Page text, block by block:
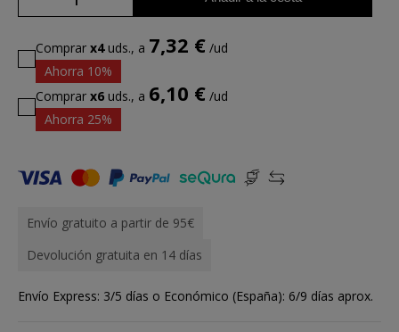
Comprar x4uds., a 7,32 € /ud
Ahorra 10%
Comprar x6 uds., a 6,10 € /ud
Ahorra 25%
Envío gratuito a partir de 95€
Devolución gratuita en 14 días
Envío Express: 3/5 días o Económico (España): 6/9 días aprox.